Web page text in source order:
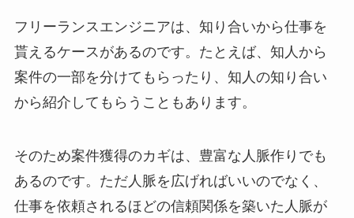
フリーランスエンジニアは、知り合いから仕事を
貰えるケースがあるのです。たとえば、知人から
案件の一部を分けてもらったり、知人の知り合い
から紹介してもらうこともあります。
そのため案件獲得のカギは、豊富な人脈作りでも
あるのです。ただ人脈を広げればいいのでなく、
仕事を依頼されるほどの信頼関係を築いた人脈が